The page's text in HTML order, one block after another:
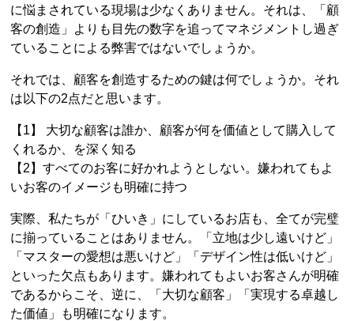
に悩まされている現場は少なくありません。それは、「顧
客の創造」よりも目先の数字を追ってマネジメントし過ぎ
ていることによる弊害ではないでしょうか。
それでは、顧客を創造するための鍵は何でしょうか。それ
は以下の2点だと思います。
【1】 大切な顧客は誰か、顧客が何を価値として購入して
くれるか、を深く知る
【2】すべてのお客に好かれようとしない。嫌われてもよ
いお客のイメージも明確に持つ
実際、私たちが「ひいき」にしているお店も、全てが完璧
に揃っていることはありません。「立地は少し遠いけど」
「マスターの愛想は悪いけど」「デザイン性は低いけど」
といった欠点もあります。嫌われてもよいお客さんが明確
であるからこそ、逆に、「大切な顧客」「実現する卓越し
た価値」も明確になります。